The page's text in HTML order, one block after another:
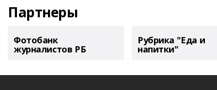
Партнеры
Фотобанк
журналистов РБ
Рубрика "Еда и
напитки"